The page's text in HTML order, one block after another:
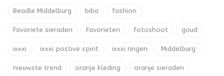
Beadle Middelburg biba fashion
Favoriete sieraden Favorieten fotoshoot goud
ixxxi ixxxi postive spirit ixxxi ringen Middelburg
nieuwste trend oranje kleding oranje sieraden